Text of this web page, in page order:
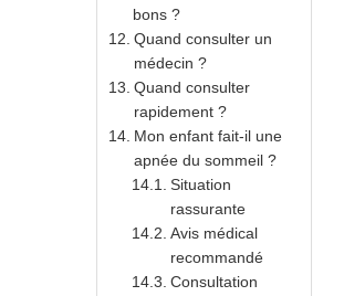
bons ?
Quand consulter un
médecin ?
Quand consulter
rapidement ?
Mon enfant fait-il une
apnée du sommeil ?
Situation
rassurante
Avis médical
recommandé
Consultation